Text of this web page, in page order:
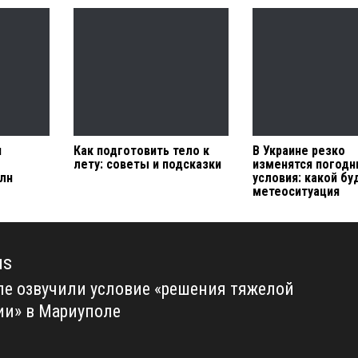
Как подготовить тело к
лету: советы и подсказки
В Украине резко
изменятся
условия: какой
метеоситуация
озвучили условие «решения тяжелой
в Мариуполе